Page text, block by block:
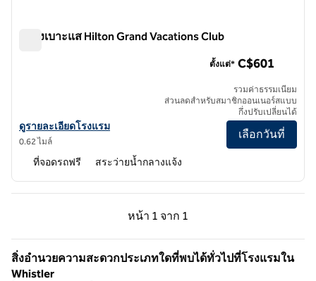
ผู้แจ้งเบาะแส Hilton Grand Vacations Club
ดูรายละเอียดโรงแรมสําหรับผู้แจ้งเบาะแส Hilton Grand Vacations
ดูรายละเอียดโรงแรม
0.62 ไมล์
ตั้งแต่* C$601
รวมค่าธรรมเนียม
ส่วนลดสําหรับสมาชิกออนเนอร์สแบบ
กึ่งปรับเปลี่ยนได้
เลือกวันที่
ที่จอดรถฟรี สระว่ายน้ำกลางแจ้ง
หน้า 1 จาก 1
หน้าก่อน, 1 จาก 1
หน้า 1 จาก 1
สิ่งอํานวยความสะดวกประเภทใดที่พบได้ทั่วไปที่โรงแรมใน
Whistler